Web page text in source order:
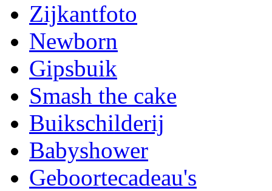
Zijkantfoto
Newborn
Gipsbuik
Smash the cake
Buikschilderij
Babyshower
Geboortecadeau's